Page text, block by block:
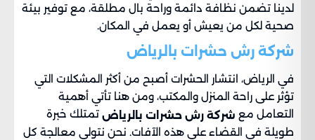
لدينا تضمن نظافة دائمة وراحة بال مطلقة، مع توفير بيئة
صحية لكل من يعيش أو يعمل في المكان.
شركة رش حشرات بالرياض
في الرياض، انتشار الحشرات أصبح من أكثر المشكلات التي
تؤثر على راحة المنزل والمكتب، ومن هنا تأتي أهمية
التعامل مع شركة رش حشرات بالرياض تمتلك خبرة
طويلة في القضاء على هذه الآفات. نحن نتولى معالجة كل